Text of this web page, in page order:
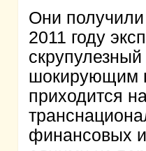
Они
2011 году
шокирующим
приходится
финансовых